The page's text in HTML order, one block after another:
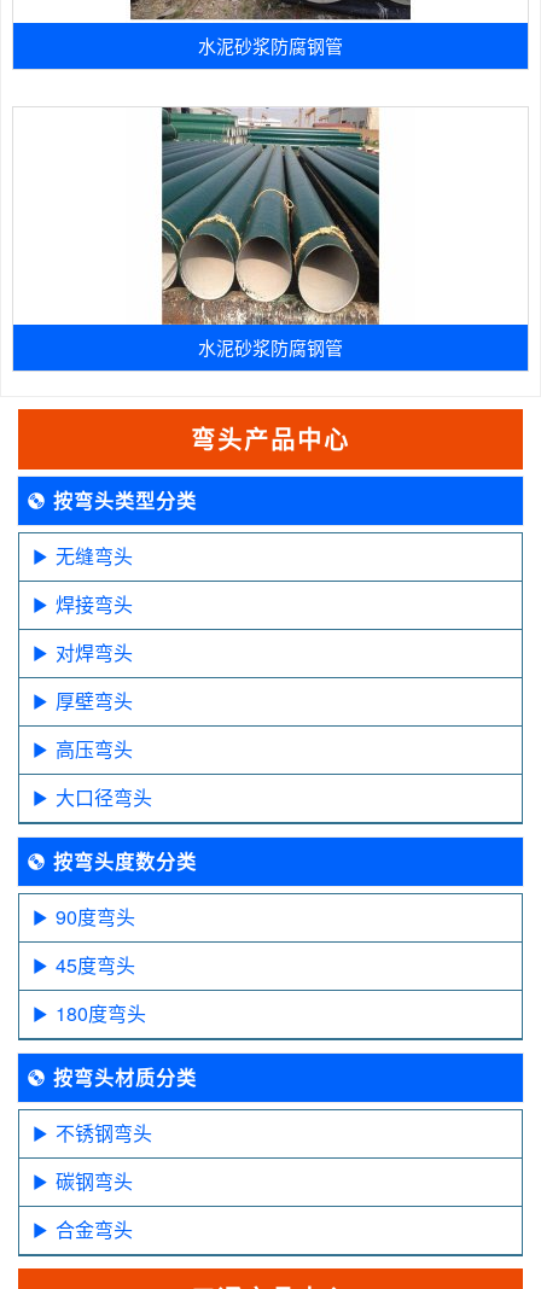
水泥砂浆防腐钢管
水泥砂浆防腐钢管
弯头产品中心
按弯头类型分类
无缝弯头
焊接弯头
对焊弯头
厚壁弯头
高压弯头
大口径弯头
按弯头度数分类
90度弯头
45度弯头
180度弯头
按弯头材质分类
不锈钢弯头
碳钢弯头
合金弯头